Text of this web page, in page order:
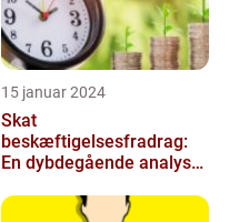
15 januar 2024
Skat
beskæftigelsesfradrag:
En dybdegående analyse
finansfolk